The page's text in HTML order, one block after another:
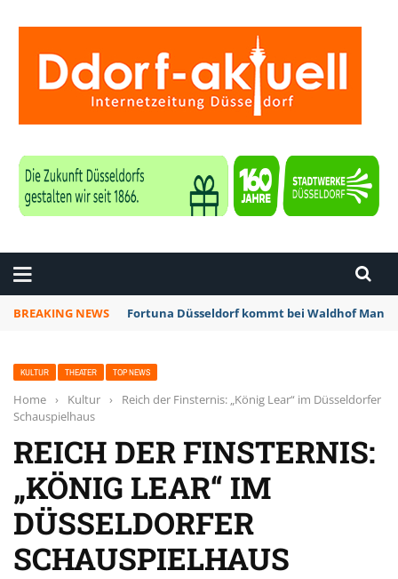
BREAKING NEWS Fortuna Düsseldorf kommt bei Waldhof
KULTUR THEATER TOP NEWS
Home › Kultur ›
Reich der Finsternis: „König Lear“ im Düsseldorfer
Schauspielhaus
REICH DER FINSTERNIS:
„KÖNIG LEAR“ IM
DÜSSELDORFER
SCHAUSPIELHAUS